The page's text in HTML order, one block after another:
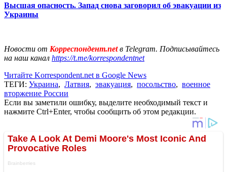
Высшая опасность. Запад снова заговорил об эвакуации из
Украины
Новости от Корреспондент.netв Telegram. Подписывайтесь
на наш канал https://t.me/korrespondentnet
Читайте Korrespondent.net в Google News
ТЕГИ: Украина, Латвия, эвакуация, посольство, военное
вторжение России
Если вы заметили ошибку, выделите необходимый текст и
нажмите Ctrl+Enter, чтобы сообщить об этом редакции.